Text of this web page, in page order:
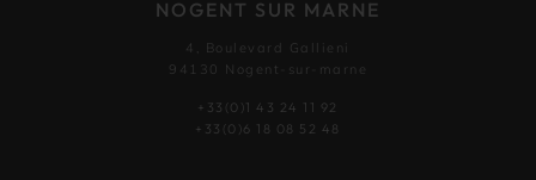
NOGENT SUR MARNE
4, Boulevard Gallieni
94130 Nogent-sur-marne
+33(0)1 43 24 11 92
+33(0)6 18 08 52 48